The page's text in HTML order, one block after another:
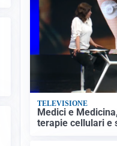
TELEVISIONE
Medici e
terapie cellulari e